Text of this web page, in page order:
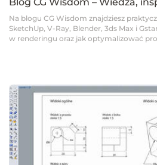
Na blogu CG Wisdom znajdziesz
SketchUp, V-Ray, Blender, 3ds Max i
w renderingu oraz jak optymalizować